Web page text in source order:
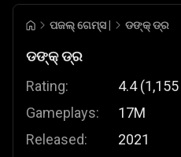
ପଜଲ୍ ଗେମ୍ସ | ଡଙ୍କ୍ ଡ୍ର
ଡଙ୍କ୍ ଡ୍ର
Rating:
Gameplays:
Released:
4.4 (1,155
17M
2021